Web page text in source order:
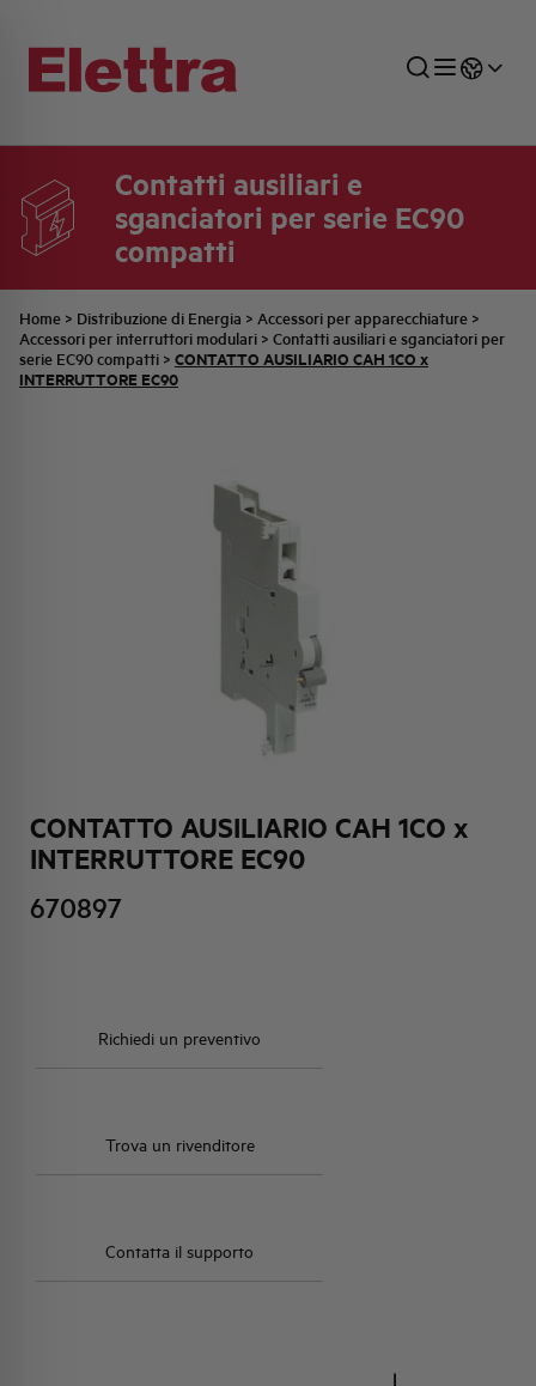
Contatti ausiliari e
sganciatori per serie EC90
compatti
Home > Distribuzione di Energia > Accessori per apparecchiature >
Accessori per interruttori modulari > Contatti ausiliari e sganciatori per
serie EC90 compatti > CONTATTO AUSILIARIO CAH 1CO x
INTERRUTTORE EC90
CONTATTO AUSILIARIO CAH 1CO x
INTERRUTTORE EC90
670897
Richiedi un preventivo
Trova un rivenditore
Contatta il supporto
SETTORI
INDUSTRIALE
RESIDENZIALE
DISTRIBUZIONE DI ENERGIA
AUTOMAZIONE INDUSTRIALE
SISTEMA QUADRI
RETE COMMERCIALE
UFFICIO TECNICO
QUALITÀ
PREVENTIVAZIONE
COMMESSE QUADRI
AZIENDA
FAMIGLIA BELLINI
STORIA ELETTRA
IDENTITÀ AZIENDALE
TUTTE LE NEWS
ULTIME NOTIZIE ISTITUZIONALI
COMUNICATI INTERNI
JOB CAREERS
PARTNER